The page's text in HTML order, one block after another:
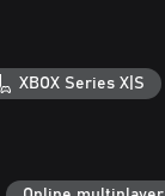
XBOX Series X|S